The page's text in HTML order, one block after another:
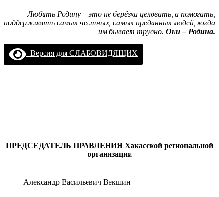
Любить Родину – это не берёзки целовать, а помогать,
поддерживать самых честных, самых преданных людей, когда
им бывает трудно. Они – Родина.
Версия для СЛАБОВИДЯЩИХ
ПРЕДСЕДАТЕЛЬ ПРАВЛЕНИЯ Хакасской региональной
организации
Александр Васильевич Векшин